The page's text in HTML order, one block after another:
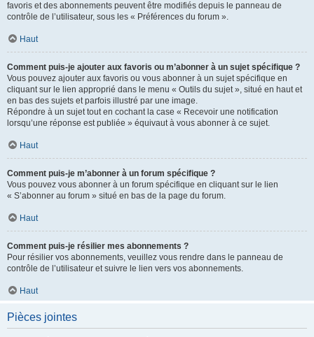
favoris et des abonnements peuvent être modifiés depuis le panneau de
contrôle de l’utilisateur, sous les « Préférences du forum ».
Haut
Comment puis-je ajouter aux favoris ou m’abonner à un sujet spécifique ?
Vous pouvez ajouter aux favoris ou vous abonner à un sujet spécifique en
cliquant sur le lien approprié dans le menu « Outils du sujet », situé en haut et
en bas des sujets et parfois illustré par une image.
Répondre à un sujet tout en cochant la case « Recevoir une notification
lorsqu’une réponse est publiée » équivaut à vous abonner à ce sujet.
Haut
Comment puis-je m’abonner à un forum spécifique ?
Vous pouvez vous abonner à un forum spécifique en cliquant sur le lien
« S’abonner au forum » situé en bas de la page du forum.
Haut
Comment puis-je résilier mes abonnements ?
Pour résilier vos abonnements, veuillez vous rendre dans le panneau de
contrôle de l’utilisateur et suivre le lien vers vos abonnements.
Haut
Pièces jointes